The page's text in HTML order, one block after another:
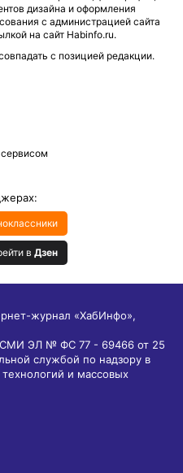
дизайна и оформления
с администрацией сайта
на сайт Habinfo.ru.
с позицией редакции.
в Дзен
журнал «ХабИнфо»,
СМИ ЭЛ № ФС 77 - 69466 от 25
службой по надзору в
и массовых